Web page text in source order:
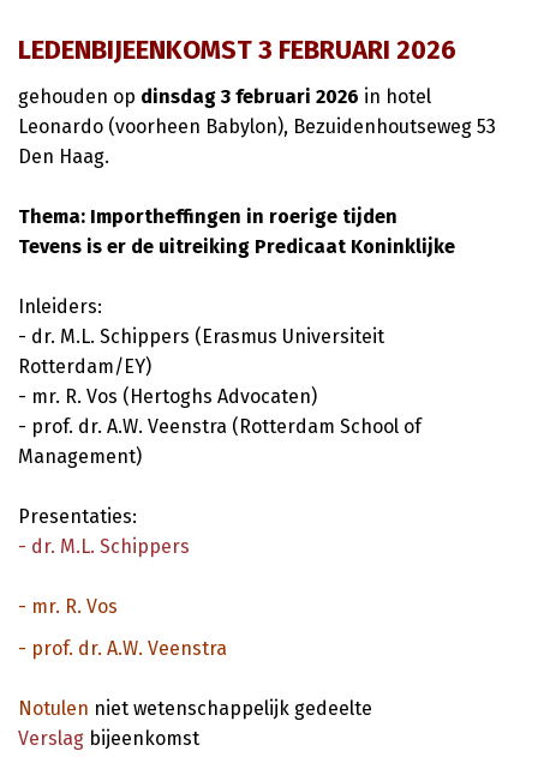
LEDENBIJEENKOMST 3 FEBRUARI 2026
gehouden op dinsdag 3 februari 2026 in hotel
Leonardo (voorheen Babylon), Bezuidenhoutseweg 53
Den Haag.
Thema: Importheffingen in roerige tijden
Tevens is er de uitreiking Predicaat Koninklijke
Inleiders:
- dr. M.L. Schippers (Erasmus Universiteit
Rotterdam/EY)
- mr. R. Vos (Hertoghs Advocaten)
- prof. dr. A.W. Veenstra (Rotterdam School of
Management)
Presentaties:
- dr. M.L. Schippers
- mr. R. Vos
- prof. dr. A.W. Veenstra
Notulen niet wetenschappelijk gedeelte
Verslag bijeenkomst